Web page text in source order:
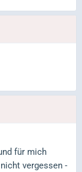
für mich
vergessen -